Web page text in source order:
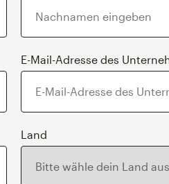
E-Mail-Adresse des
Land